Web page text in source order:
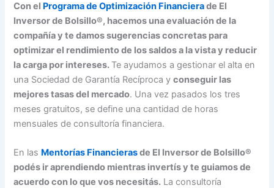
Con el Programa de Optimización Financierade El
Inversor de Bolsillo®, hacemos una evaluación de la
compañía y te damos sugerencias concretas para
optimizar el rendimiento de los saldos a la vista y reducir
la carga por intereses. Te ayudamos a gestionar el alta en
una Sociedad de Garantía Recíproca yconseguir las
mejores tasas del mercado. Una vez pasados los tres
meses gratuitos, se define una cantidad de horas
mensuales de consultoría financiera.
En las Mentorías Financierasde El Inversor de Bolsillo®
podés ir aprendiendo mientras invertís y te guiamos de
acuerdo con lo que vos necesitás. La consultoría